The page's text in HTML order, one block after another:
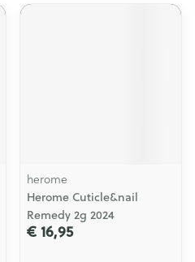
herome
Herome Cuticle&nail
Remedy 2g 2024
€ 16,95